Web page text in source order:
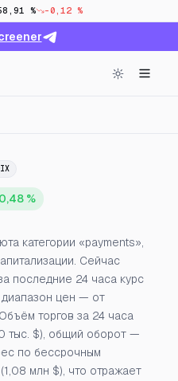
% -0,12 %
интерес
%
категории «payments»,
Сейчас
последние 24 часа курс
цен — от
торгов за 24 часа
тыс. $), общий оборот —
по бессрочным
млн $), что отражает